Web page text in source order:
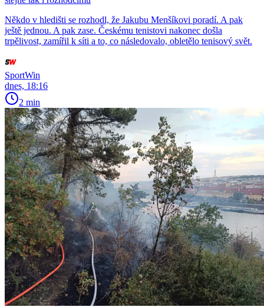
Někdo v hledišti se rozhodl, že Jakubu Menšíkovi poradí. A pak
ještě jednou. A pak zase. Českému tenistovi nakonec došla
trpělivost, zamířil k síti a to, co následovalo, obletělo tenisový svět.
SportWin
dnes, 18:16
2 min